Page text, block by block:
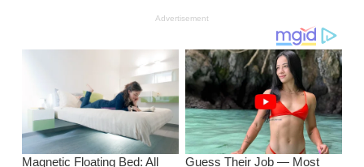
Advertisement